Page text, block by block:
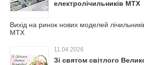
електролічильників MTX
Вихід на ринок нових моделей
МТХ
11.04.2026
Зі святом світлого